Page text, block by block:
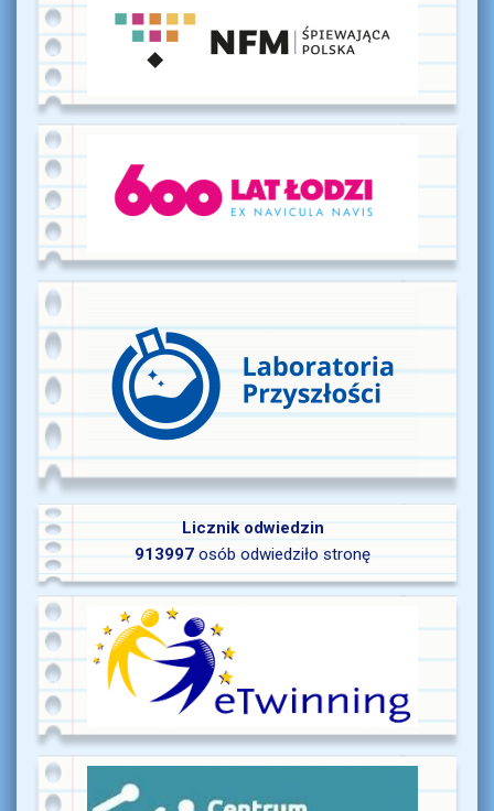
Licznik odwiedzin
913997 osób odwiedziło stronę